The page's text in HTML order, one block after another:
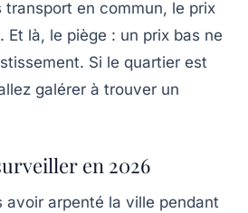
transport en commun, le prix
là, le piège : un prix bas ne
Si le quartier est
galérer à trouver un
en 2026
avoir arpenté la ville pendant